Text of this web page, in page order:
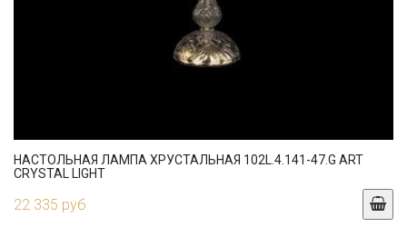
НАСТОЛЬНАЯ ЛАМПА ХРУСТАЛЬНАЯ 102L.4.141-47.G ART
CRYSTAL LIGHT
22 335 руб.